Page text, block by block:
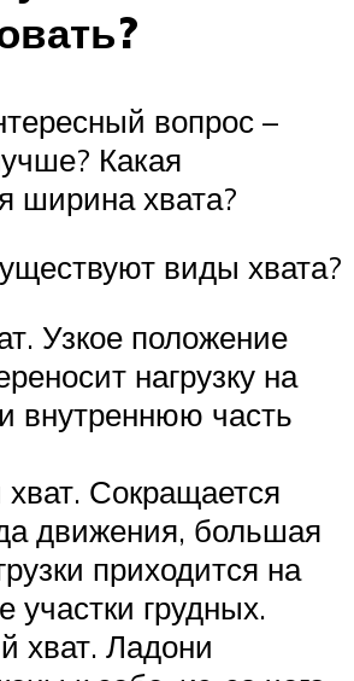
вопрос –
Какая
ширина хвата?
виды хвата?
Узкое положение
нагрузку на
внутреннюю часть
Сокращается
движения, большая
приходится на
участки грудных.
хват. Ладони